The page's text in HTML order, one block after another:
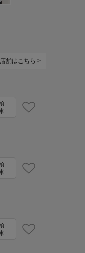
舗はこちら >